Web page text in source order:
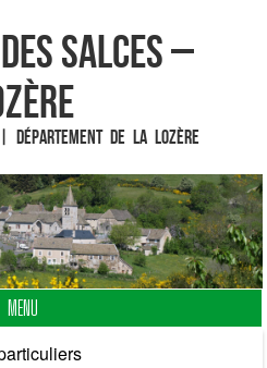
Salces –
de la Lozère
MENU